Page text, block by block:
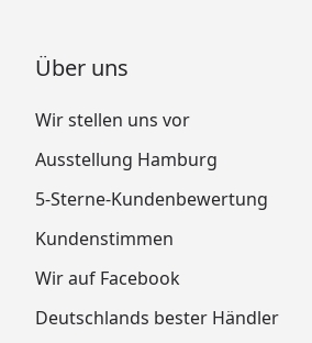
Über uns
Wir stellen uns vor
Ausstellung Hamburg
5-Sterne-Kundenbewertung
Kundenstimmen
Wir auf Facebook
Deutschlands bester Händler